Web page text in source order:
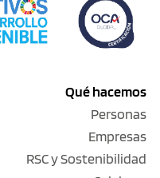
Qué hacemos
Personas
Empresas
RSC y Sostenibilidad